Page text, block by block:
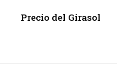
Precio del Girasol